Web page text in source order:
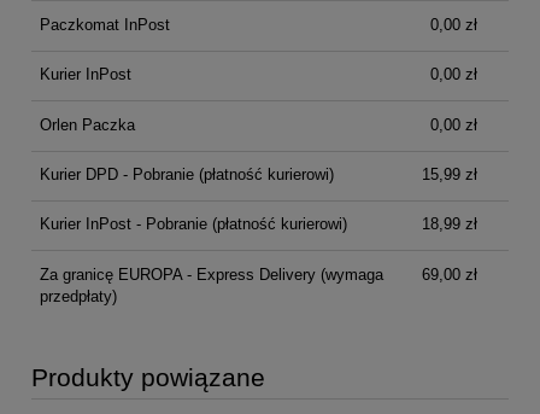
Paczkomat InPost 0,00 zł
Kurier InPost 0,00 zł
Orlen Paczka 0,00 zł
Kurier DPD - Pobranie (płatność kurierowi) 15,99 zł
Kurier InPost - Pobranie (płatność kurierowi) 18,99 zł
Za granicę EUROPA - Express Delivery(wymaga
przedpłaty)
69,00 zł
Produkty powiązane